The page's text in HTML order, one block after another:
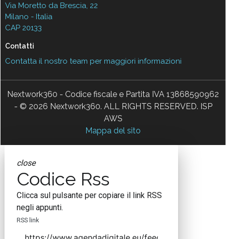
Via Moretto da Brescia, 22
Milano - Italia
CAP 20133
Contatti
Contatta il nostro team per maggiori informazioni
Nextwork360 - Codice fiscale e Partita IVA 13868590962
- © 2026 Nextwork360. ALL RIGHTS RESERVED. ISP
AWS
Mappa del sito
close
Codice Rss
Clicca sul pulsante per copiare il link RSS
negli appunti.
RSS link